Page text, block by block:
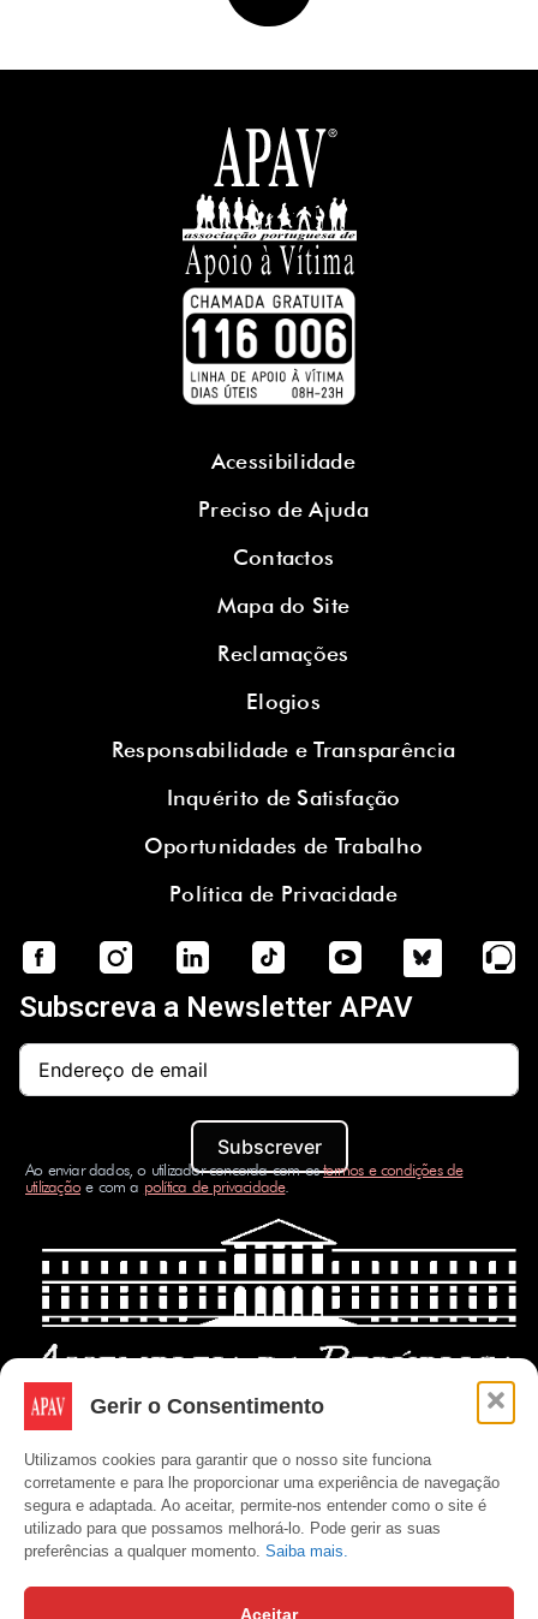
Gerir o Consentimento
Utilizamos cookies para garantir que o nosso site funciona
corretamente e para lhe proporcionar uma experiência de navegação
segura e adaptada. Ao aceitar, permite-nos entender como o site é
utilizado para que possamos melhorá-lo. Pode gerir as suas
preferências a qualquer momento. Saiba mais.
Aceitar
Acessibilidade
Preciso de Ajuda
Contactos
Mapa do Site
Reclamações
Elogios
Responsabilidade e Transparência
Inquérito de Satisfação
Oportunidades de Trabalho
Política de Privacidade
Subscreva a Newsletter APAV
Subscrever
Ao enviar dados, o utilizador concorda com ostermos e condições de
utilizaçãoe com a política de privacidade.